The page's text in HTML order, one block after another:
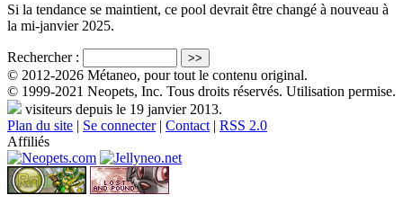
Si la tendance se maintient, ce pool devrait être changé à nouveau à
la mi-janvier 2025.
Rechercher :
© 2012-2026 Métaneo, pour tout le contenu original.
© 1999-2021 Neopets, Inc. Tous droits réservés. Utilisation permise.
visiteurs depuis le 19 janvier 2013.
Plan du site | Se connecter| Contact | RSS 2.0
Affiliés